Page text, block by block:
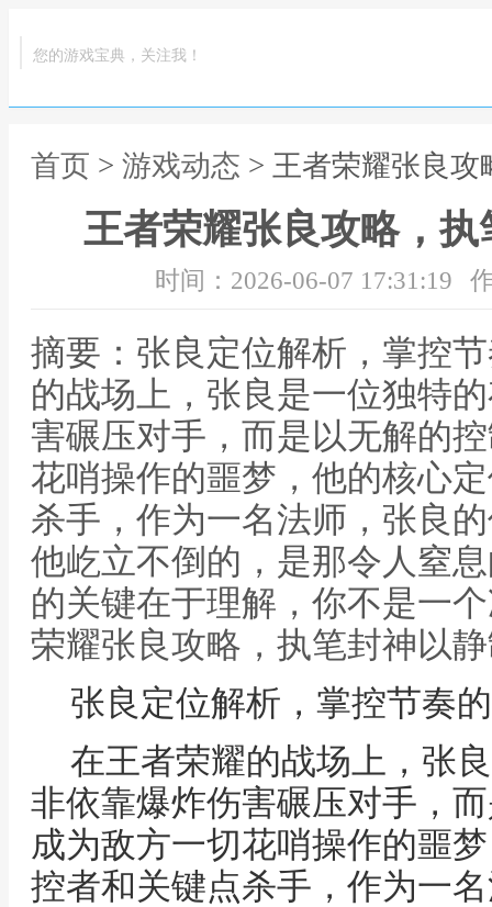
您的游戏宝典，关注我！
首页 > 游戏动态 > 王者荣耀张良
王者荣耀张良攻略，
时间：2026-06-07 17:31:19
摘要：张良定位解析，掌控
的战场上，张良是一位独特
害碾压对手，而是以无解的
花哨操作的噩梦，他的核心
杀手，作为一名法师，张良
他屹立不倒的，是那令人窒
的关键在于理解，你不是一
荣耀张良攻略，执笔封神以
张良定位解析，掌控节奏
在王者荣耀的战场上，张
非依靠爆炸伤害碾压对手，
成为敌方一切花哨操作的噩
控者和关键点杀手，作为一